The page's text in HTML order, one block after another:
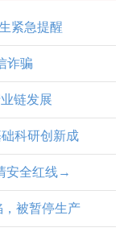
紧急提醒
诈骗
链发展
科研创新成
安全红线→
被暂停生产